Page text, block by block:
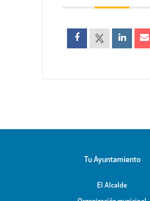
Tu Ayuntamiento
El Alcalde